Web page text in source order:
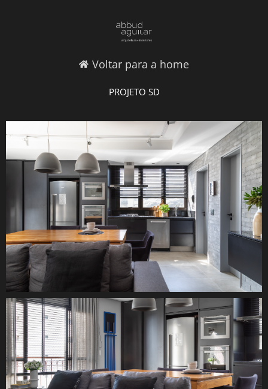
Voltar para a home
PROJETO SD